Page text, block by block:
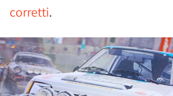
corretti.